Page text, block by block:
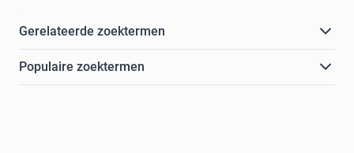
Gerelateerde zoektermen
Populaire zoektermen